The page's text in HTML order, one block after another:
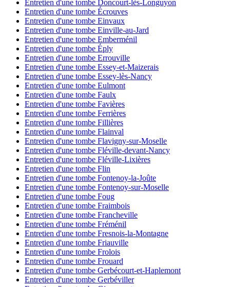
Entretien d'une tombe Doncourt-lès-Longuyon
Entretien d'une tombe Écrouves
Entretien d'une tombe Einvaux
Entretien d'une tombe Einville-au-Jard
Entretien d'une tombe Emberménil
Entretien d'une tombe Éply
Entretien d'une tombe Errouville
Entretien d'une tombe Essey-et-Maizerais
Entretien d'une tombe Essey-lès-Nancy
Entretien d'une tombe Eulmont
Entretien d'une tombe Faulx
Entretien d'une tombe Favières
Entretien d'une tombe Ferrières
Entretien d'une tombe Fillières
Entretien d'une tombe Flainval
Entretien d'une tombe Flavigny-sur-Moselle
Entretien d'une tombe Fléville-devant-Nancy
Entretien d'une tombe Fléville-Lixières
Entretien d'une tombe Flin
Entretien d'une tombe Fontenoy-la-Joûte
Entretien d'une tombe Fontenoy-sur-Moselle
Entretien d'une tombe Foug
Entretien d'une tombe Fraimbois
Entretien d'une tombe Francheville
Entretien d'une tombe Fréménil
Entretien d'une tombe Fresnois-la-Montagne
Entretien d'une tombe Friauville
Entretien d'une tombe Frolois
Entretien d'une tombe Frouard
Entretien d'une tombe Gerbécourt-et-Haplemont
Entretien d'une tombe Gerbéviller